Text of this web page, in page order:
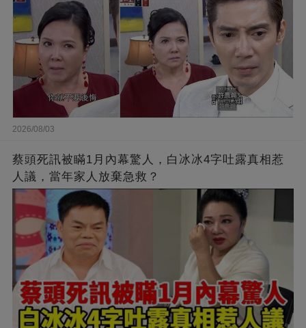
2026/08/03
蔡頭死訊被瞞1月內幕驚人，白冰冰4字吐露真相惹
人議，當年家人放棄急救？